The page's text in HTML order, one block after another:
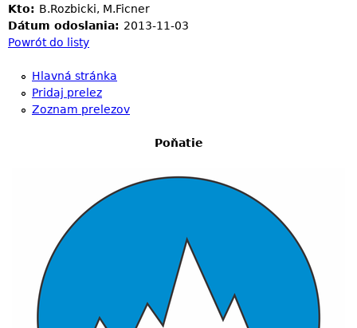
Kto: B.Rozbicki, M.Ficner
Dátum odoslania: 2013-11-03
Powrót do listy
Hlavná stránka
Pridaj prelez
Zoznam prelezov
Poňatie